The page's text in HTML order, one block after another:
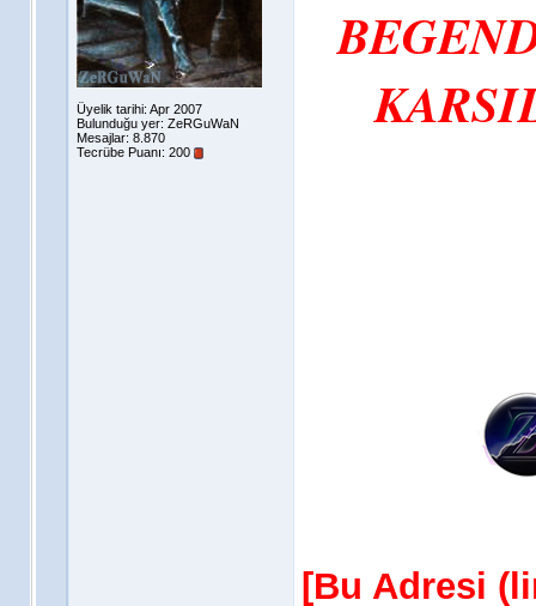
Üyelik tarihi: Apr 2007
Bulunduğu yer: ZeRGuWaN
Mesajlar: 8.870
Tecrübe Puanı: 200
[Bu Adresi